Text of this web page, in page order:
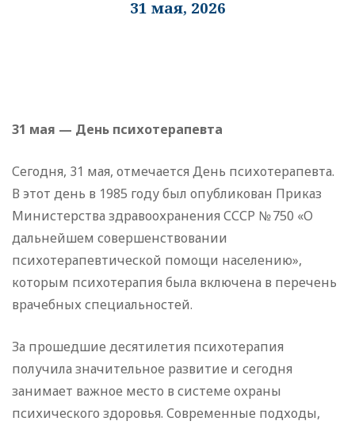
31 мая, 2026
31 мая — День психотерапевта
Сегодня, 31 мая, отмечается День психотерапевта.
В этот день в 1985 году был опубликован Приказ
Министерства здравоохранения СССР № 750 «О
дальнейшем совершенствовании
психотерапевтической помощи населению»,
которым психотерапия была включена в перечень
врачебных специальностей.
За прошедшие десятилетия психотерапия
получила значительное развитие и сегодня
занимает важное место в системе охраны
психического здоровья. Современные подходы,